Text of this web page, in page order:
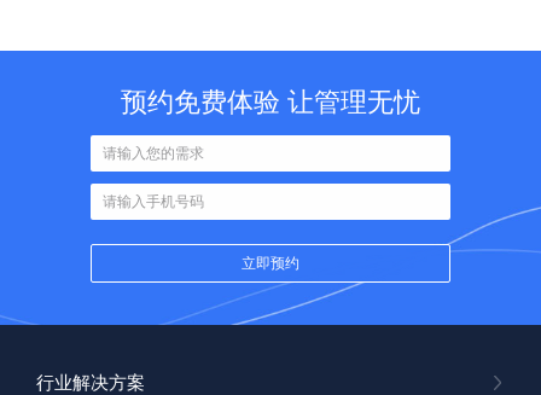
预约免费体验 让管理无忧
行业解决方案